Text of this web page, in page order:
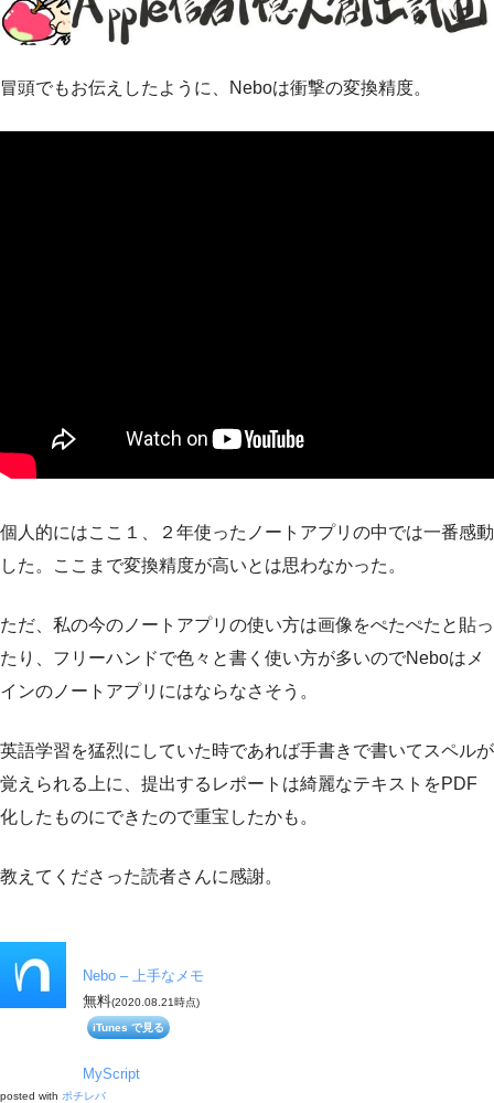
冒頭でもお伝えしたように、Neboは衝撃の変換精度。
個人的にはここ１、２年使ったノートアプリの中では一番感動
した。ここまで変換精度が高いとは思わなかった。
ただ、私の今のノートアプリの使い方は画像をぺたぺたと貼っ
たり、フリーハンドで色々と書く使い方が多いのでNeboはメ
インのノートアプリにはならなさそう。
英語学習を猛烈にしていた時であれば手書きで書いてスペルが
覚えられる上に、提出するレポートは綺麗なテキストをPDF
化したものにできたので重宝したかも。
教えてくださった読者さんに感謝。
Nebo – 上手なメモ
無料(2020.08.21時点)
iTunes で見る
MyScript
posted with ポチレバ